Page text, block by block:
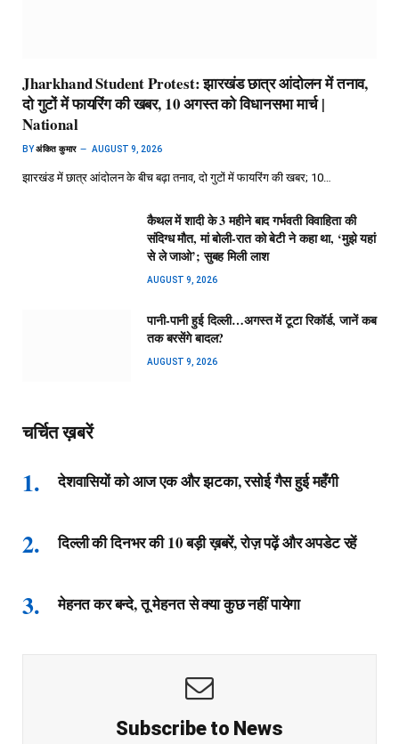
Jharkhand Student Protest: झारखंड छात्र आंदोलन में तनाव,
दो गुटों में फायरिंग की खबर, 10 अगस्त को विधानसभा मार्च |
National
BYअंकित कुमार AUGUST 9, 2026
झारखंड में छात्र आंदोलन के बीच बढ़ा तनाव, दो गुटों में फायरिंग की खबर; 10…
कैथल में शादी के 3 महीने बाद गर्भवती विवाहिता की
संदिग्ध मौत, मां बोली-रात को बेटी ने कहा था, ‘मुझे यहां
से ले जाओ’; सुबह मिली लाश
AUGUST 9, 2026
पानी-पानी हुई दिल्ली…अगस्त में टूटा रिकॉर्ड, जानें कब
तक बरसेंगे बादल?
AUGUST 9, 2026
चर्चित ख़बरें
देशवासियों को आज एक और झटका, रसोई गैस हुई महँगी
दिल्ली की दिनभर की 10 बड़ी ख़बरें, रोज़ पढ़ें और अपडेट रहें
मेहनत कर बन्दे, तू मेहनत से क्या कुछ नहीं पायेगा
Subscribe to News